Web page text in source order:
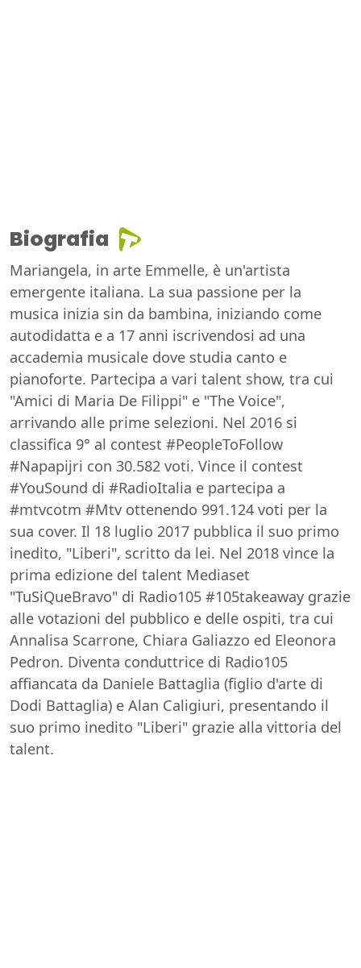
Biografia
Mariangela, in arte Emmelle, è un'artista
emergente italiana. La sua passione per la
musica inizia sin da bambina, iniziando come
autodidatta e a 17 anni iscrivendosi ad una
accademia musicale dove studia canto e
pianoforte. Partecipa a vari talent show, tra cui
"Amici di Maria De Filippi" e "The Voice",
arrivando alle prime selezioni. Nel 2016 si
classifica 9° al contest #PeopleToFollow
#Napapijri con 30.582 voti. Vince il contest
#YouSound di #RadioItalia e partecipa a
#mtvcotm #Mtv ottenendo 991.124 voti per la
sua cover. Il 18 luglio 2017 pubblica il suo primo
inedito, "Liberi", scritto da lei. Nel 2018 vince la
prima edizione del talent Mediaset
"TuSiQueBravo" di Radio105 #105takeaway grazie
alle votazioni del pubblico e delle ospiti, tra cui
Annalisa Scarrone, Chiara Galiazzo ed Eleonora
Pedron. Diventa conduttrice di Radio105
affiancata da Daniele Battaglia (figlio d'arte di
Dodi Battaglia) e Alan Caligiuri, presentando il
suo primo inedito "Liberi" grazie alla vittoria del
talent.